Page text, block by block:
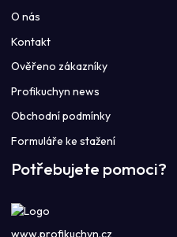
O nás
Kontakt
Ověřeno zákazníky
Profikuchyn news
Obchodní podmínky
Formuláře ke stažení
Potřebujete pomoci?
www.profikuchyn.cz